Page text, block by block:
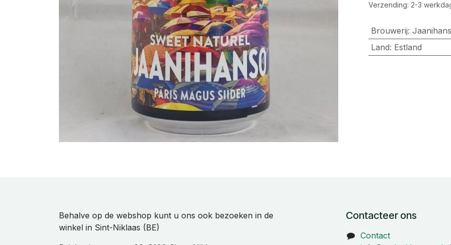
Verzending: 2-3
Brouwerij:
Land: Estland
Behalve op de webshop kunt u ons ook bezoeken in de
winkel in Sint-Niklaas (BE)
Contacteer ons
Contact